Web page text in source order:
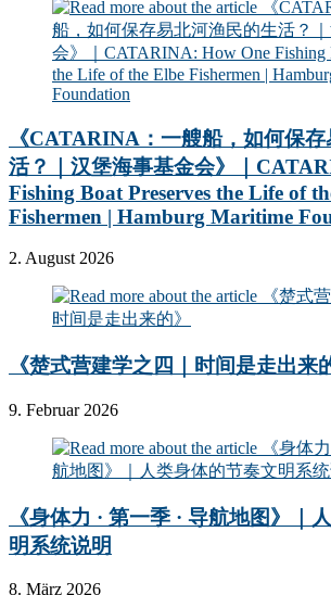
《CATARINA：一艘船，如何保
活？｜汉堡海事基金会》｜
Fishing Boat Preserves the Life of
Fishermen | Hamburg Maritime
2. August 2026
《楚式营建学之四｜时间是走出来
9. Februar 2026
《身体力 · 第一季 · 导航地图》｜
明系统说明
8. März 2026